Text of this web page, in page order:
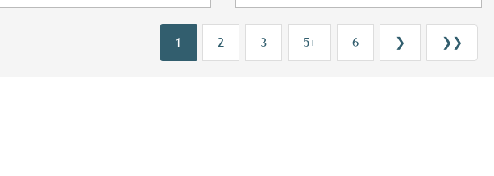
1 2 3 5+ 6 ❯ ❯❯